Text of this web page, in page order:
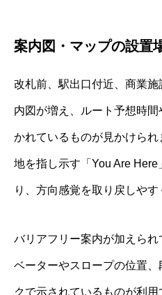
案内図・マップの設置
改札前、駅出口付近、商業
内図が増え、ルート予想時
かれているものが見かけら
地を指し示す「You Are
り、方向感覚を取り戻しやす
バリアフリー案内が加えら
ベーターやスロープの位置
クで示されているものが利